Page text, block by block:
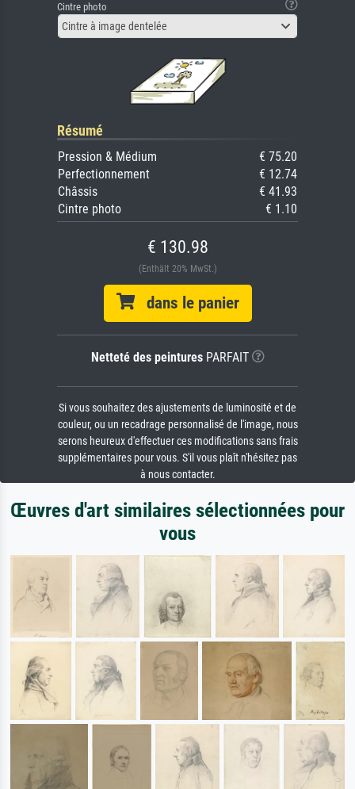
Cintre photo
Cintre à image dentelée
Résumé
Pression & Médium
€ 75.20
Perfectionnement
€ 12.74
Châssis
€ 41.93
Cintre photo
€ 1.10
€ 130.98
(Enthält 20% MwSt.)
dans le panier
Netteté des peinturesPARFAIT
Si vous souhaitez des ajustements de luminosité et de
couleur, ou un recadrage personnalisé de l'image, nous
serons heureux d'effectuer ces modifications sans frais
supplémentaires pour vous. S'il vous plaît n'hésitez pas
à nous contacter.
Œuvres d'art similaires sélectionnées pour
vous